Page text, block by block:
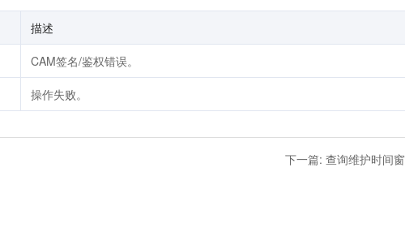
描述
CAM签名/鉴权错误。
操作失败。
下一篇: 查询维护时间窗